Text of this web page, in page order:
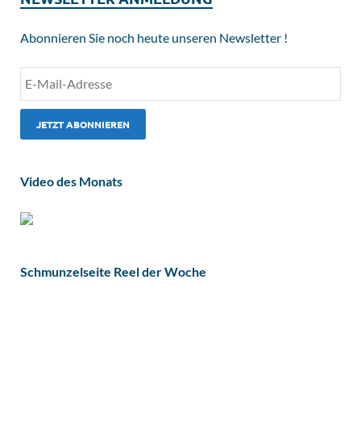
Abonnieren Sie noch heute unseren Newsletter !
Video des Monats
Schmunzelseite Reel der Woche